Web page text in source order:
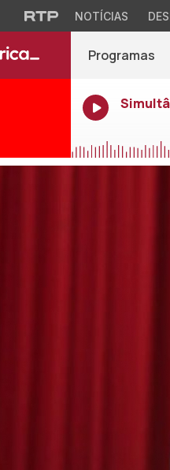
NOTÍCIAS
Programas